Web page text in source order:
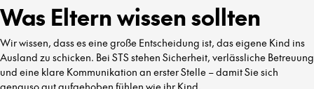
Was Eltern wissen sollten
Wir wissen, dass es eine große Entscheidung ist, das eigene Kind ins
Ausland zu schicken. Bei STS stehen Sicherheit, verlässliche Betreuung
und eine klare Kommunikation an erster Stelle – damit Sie sich
genauso gut aufgehoben fühlen wie ihr Kind.